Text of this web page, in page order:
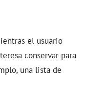
el usuario
conservar para
una lista de